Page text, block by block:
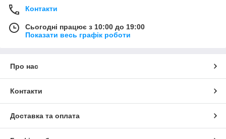
Контакти
Сьогодні працює з 10:00 до 19:00
Показати весь графік роботи
Про нас
Контакти
Доставка та оплата